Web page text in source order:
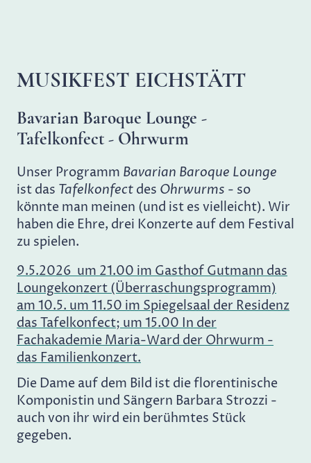
MUSIKFEST EICHSTÄTT
Bavarian Baroque Lounge -
Tafelkonfect - Ohrwurm
Unser Programm Bavarian Baroque Lounge
ist das Tafelkonfect des Ohrwurms - so
könnte man meinen (und ist es vielleicht). Wir
haben die Ehre, drei Konzerte auf dem Festival
zu spielen.
9.5.2026 um 21.00 im Gasthof Gutmann das
Loungekonzert (Überraschungsprogramm)
am 10.5. um 11.50 im Spiegelsaal der Residenz
das Tafelkonfect; um 15.00 In der
Fachakademie Maria-Ward der Ohrwurm -
das Familienkonzert.
Die Dame auf dem Bild ist die florentinische
Komponistin und Sängern Barbara Strozzi -
auch von ihr wird ein berühmtes Stück
gegeben.